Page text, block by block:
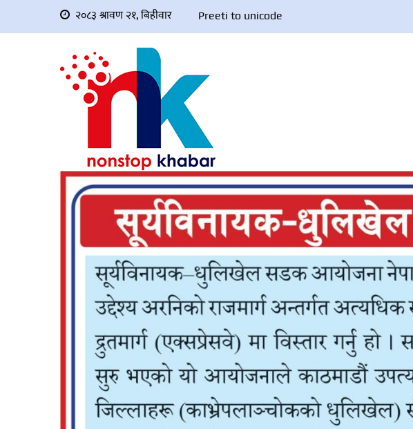
२०८३ श्रावण २१, बिहीवार Preeti to unicode